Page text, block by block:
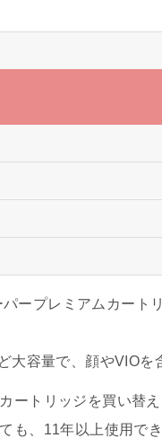
ープレミアムカート
大容量で、顔やVIOを
ートリッジを買い替
も、11年以上使用で